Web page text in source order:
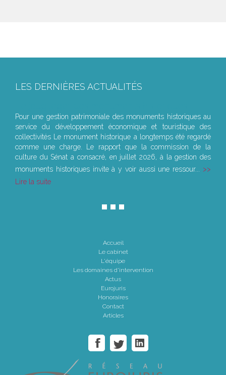
LES DERNIÈRES ACTUALITÉS
Pour une gestion patrimoniale des monuments historiques au
service du développement économique et touristique des
collectivités Le monument historique a longtemps été regardé
comme une charge. Le rapport que la commission de la
culture du Sénat a consacré, en juillet 2026, à la gestion des
monuments historiques invite à y voir aussi une ressour...
Lire la suite
Accueil
Le cabinet
L'équipe
Les domaines d'intervention
Actus
Eurojuris
Honoraires
Contact
Articles